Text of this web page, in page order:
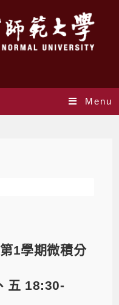
Menu
1學期微積分
五 18:30-